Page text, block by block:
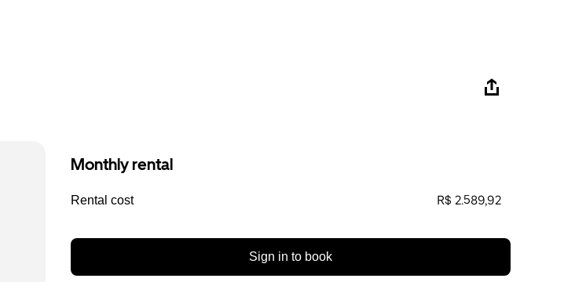
Monthly rental
Rental cost R$ 2.589,92
Sign in to book